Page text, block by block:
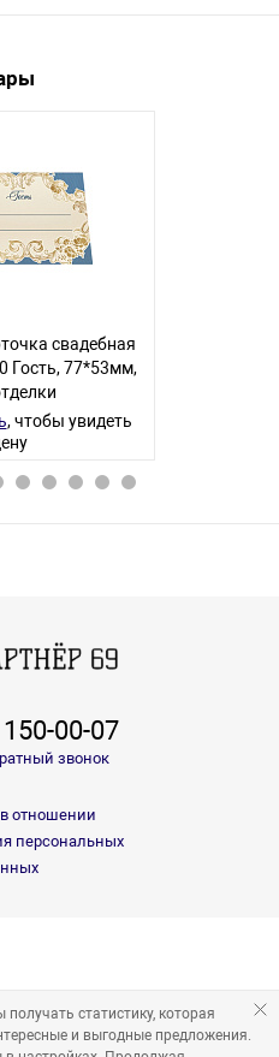
свадебная
Гость, 77*53мм,
, чтобы увидеть
00-07
звонок
отношении
персональных
статистику, которая
и выгодные предложения.